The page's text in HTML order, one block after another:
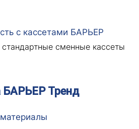
с кассетами БАРЬЕР
стандартные сменные кассеты
БАРЬЕР Тренд